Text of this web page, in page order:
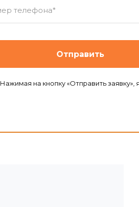
Отправить
Нажимая на кнопку «Отправить заявку», я даю согласие на обработку персональных данных